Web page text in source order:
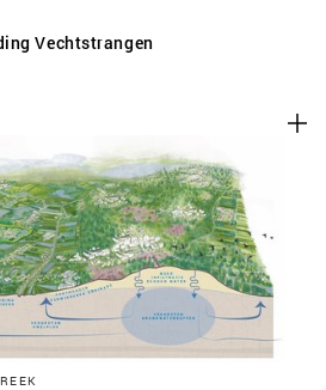
Vechtstrangen